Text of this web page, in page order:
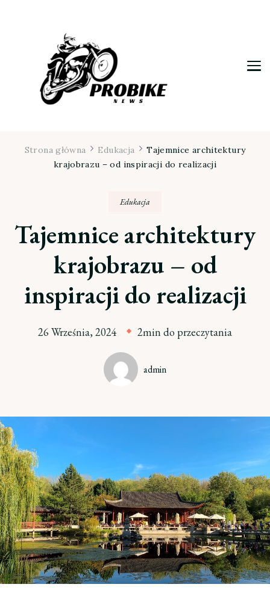
Strona główna Edukacja
Tajemnice architektury
krajobrazu – od inspiracji do realizacji
Edukacja
Tajemnice architektury
krajobrazu – od
inspiracji do realizacji
26 Września, 2024 2min do przeczytania
admin